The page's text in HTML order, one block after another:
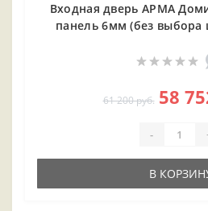
Входная дверь АРМА
панель 6мм (без выбора
61 200 руб. 58
-
В